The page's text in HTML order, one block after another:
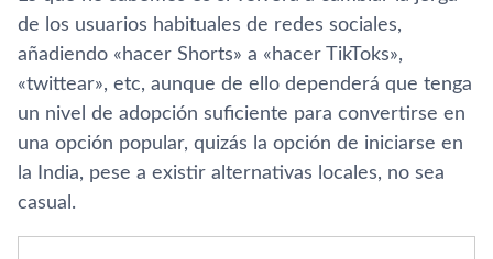
de los usuarios habituales de redes sociales,
añadiendo «hacer Shorts» a «hacer TikToks»,
«twittear», etc, aunque de ello dependerá que tenga
un nivel de adopción suficiente para convertirse en
una opción popular, quizás la opción de iniciarse en
la India, pese a existir alternativas locales, no sea
casual.